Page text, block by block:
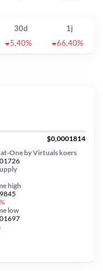
30d
1j
5,40% 66,40%
$0,0001814
One by Virtuals koers
high
low